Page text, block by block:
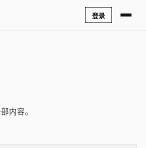
登录
内容。